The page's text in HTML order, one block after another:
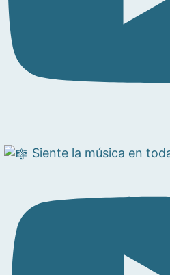
Siente la música en